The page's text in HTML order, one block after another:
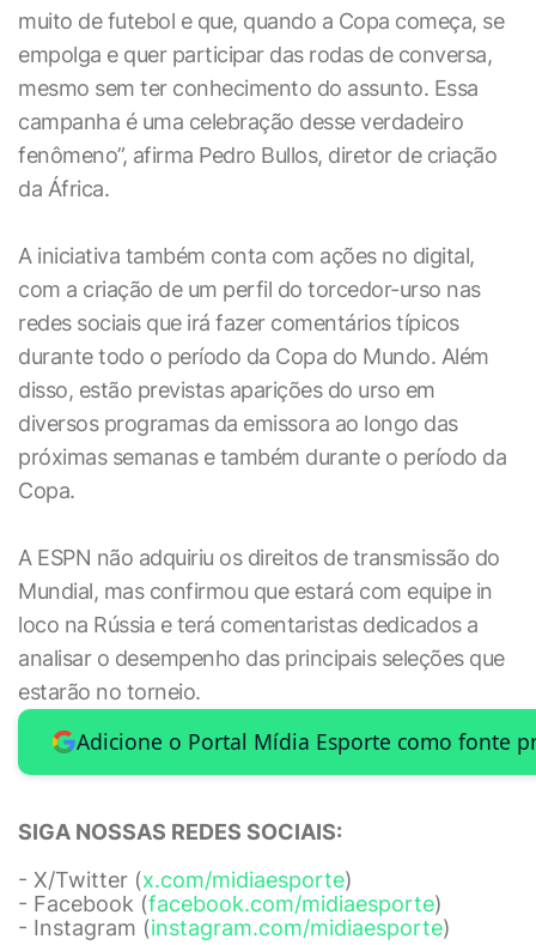
muito de futebol e que, quando a Copa começa, se
empolga e quer participar das rodas de conversa,
mesmo sem ter conhecimento do assunto. Essa
campanha é uma celebração desse verdadeiro
fenômeno”, afirma Pedro Bullos, diretor de criação
da África.
A iniciativa também conta com ações no digital,
com a criação de um perfil do torcedor-urso nas
redes sociais que irá fazer comentários típicos
durante todo o período da Copa do Mundo. Além
disso, estão previstas aparições do urso em
diversos programas da emissora ao longo das
próximas semanas e também durante o período da
Copa.
A ESPN não adquiriu os direitos de transmissão do
Mundial, mas confirmou que estará com equipe in
loco na Rússia e terá comentaristas dedicados a
analisar o desempenho das principais seleções que
estarão no torneio.
Adicione o Portal Mídia Esporte como fonte
SIGA NOSSAS REDES SOCIAIS:
- X/Twitter (x.com/midiaesporte)
- Facebook (facebook.com/midiaesporte)
- Instagram (instagram.com/midiaesporte)